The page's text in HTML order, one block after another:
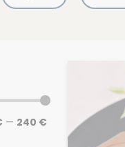
— 240 €